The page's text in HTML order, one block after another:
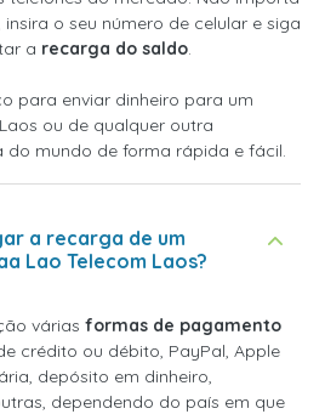
o seu número de celular e siga
a recarga do saldo.
para enviar dinheiro para um
ou de qualquer outra
do mundo de forma rápida e fácil.
a recarga de um
Lao Telecom Laos?
várias formas de pagamento
crédito ou débito, PayPal, Apple
depósito em dinheiro,
dependendo do país em que